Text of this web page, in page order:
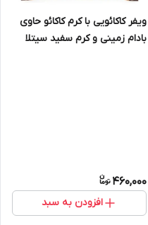
ویفر کاکائویی با کرم کاکائو حاوی
بادام زمینی و کرم سفید سیتلا
460,000
افزودن به سبد